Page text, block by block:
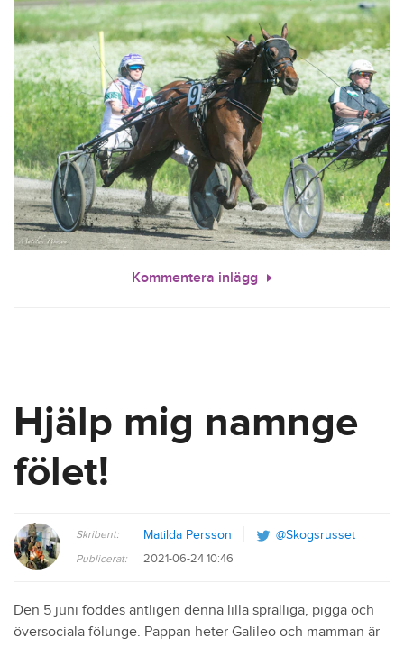
Kommentera inlägg
Hjälp mig namnge
fölet!
Skribent: Matilda Persson @Skogsrusset
Publicerat: 2021-06-24 10:46
Den 5 juni föddes äntligen denna lilla spralliga, pigga och
översociala fölunge. Pappan heter Galileo och mamman är